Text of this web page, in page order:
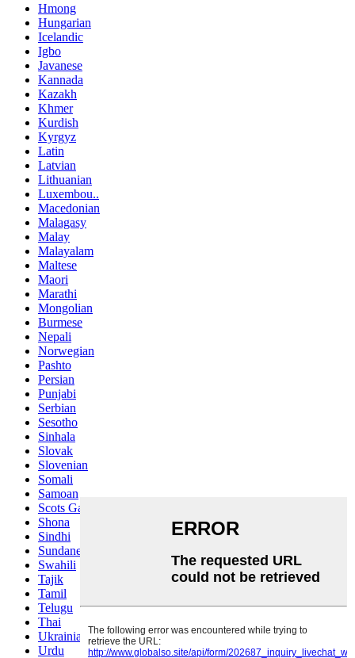
Hmong
Hungarian
Icelandic
Igbo
Javanese
Kannada
Kazakh
Khmer
Kurdish
Kyrgyz
Latin
Latvian
Lithuanian
Luxembou..
Macedonian
Malagasy
Malay
Malayalam
Maltese
Maori
Marathi
Mongolian
Burmese
Nepali
Norwegian
Pashto
Persian
Punjabi
Serbian
Sesotho
Sinhala
Slovak
Slovenian
Somali
Samoan
Scots Gaelic
Shona
Sindhi
Sundanese
Swahili
Tajik
Tamil
Telugu
Thai
Ukrainian
Urdu